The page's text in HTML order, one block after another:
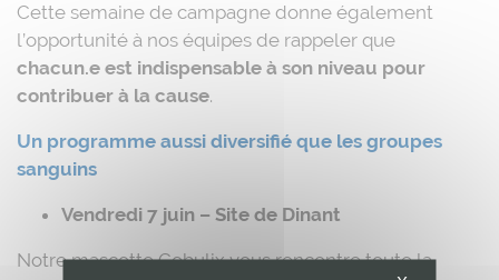
Cette semaine de campagne donne également
l’opportunité à nos équipes de rappeler que
chacun.e est indispensable à son niveau pour
contribuer à la cause.
Un programme aussi diversifié que les groupes
sanguins
Vendredi 7 juin – Site de Dinant
Notre mascotte Gobulix vous rencontre toute la